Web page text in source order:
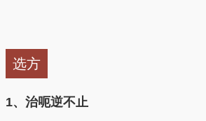
选方
1、治呃逆不止